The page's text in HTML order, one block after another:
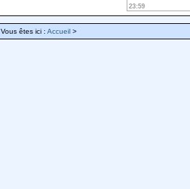
23:59
Vous êtes ici : Accueil >